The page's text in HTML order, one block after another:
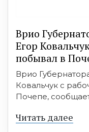
Врио
Егор
побывал в
Врио
Ковальчук с
Почепе,
Читать далее